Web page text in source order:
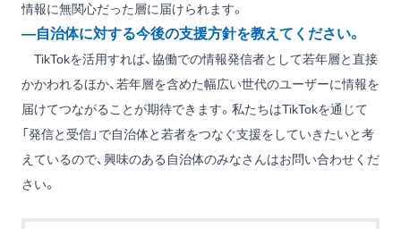
情報に無関心だった層に届けられます。
―自治体に対する今後の支援方針を教えてください。
TikTokを活用すれば、協働での情報発信者として若年層と直接
かかわれるほか、若年層を含めた幅広い世代のユーザーに情報を
届けてつながることが期待できます。私たちはTikTokを通じて
「発信と受信」で自治体と若者をつなぐ支援をしていきたいと考
えているので、興味のある自治体のみなさんはお問い合わせくだ
さい。